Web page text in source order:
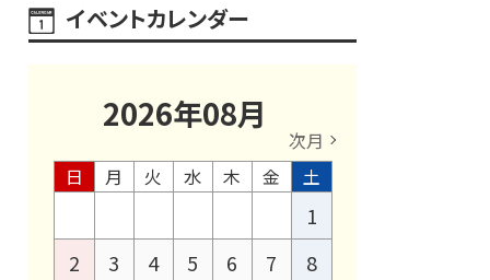
イベントカレンダー
2026年08月
次月
日
月 火 水 木 金 土
1
2
3 4 5 6 7
8